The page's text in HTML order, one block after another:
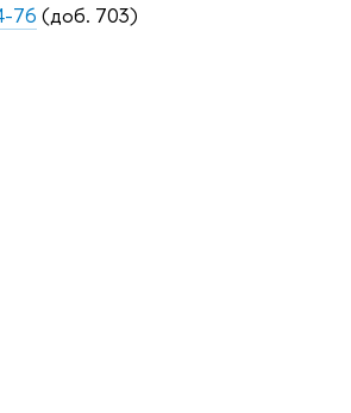
76 (доб. 703)